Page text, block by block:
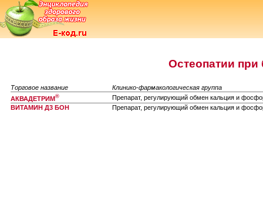
Остеопатии
Торговое название
Клинико-фармакологическая группа
АКВАДЕТРИМ®
Препарат, регулирующий обмен кальция и
ВИТАМИН Д3 БОН
Препарат, регулирующий обмен кальция и